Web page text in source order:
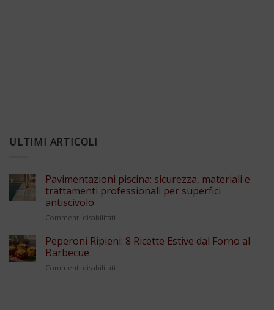
ULTIMI ARTICOLI
Pavimentazioni piscina: sicurezza, materiali e
trattamenti professionali per superfici
antiscivolo
Commenti disabilitati
piscina:
Peperoni Ripieni: 8 Ricette Estive dal Forno al
Barbecue
Commenti disabilitati